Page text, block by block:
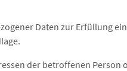
Daten zur Erfüllung
der betroffenen